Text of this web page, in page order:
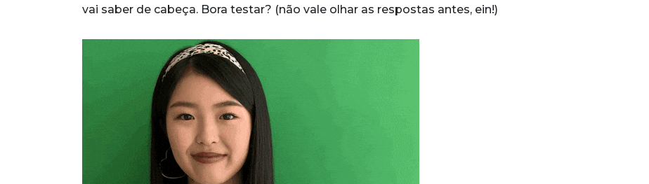
vai saber de cabeça. Bora testar? (não vale olhar as respostas antes, ein!)